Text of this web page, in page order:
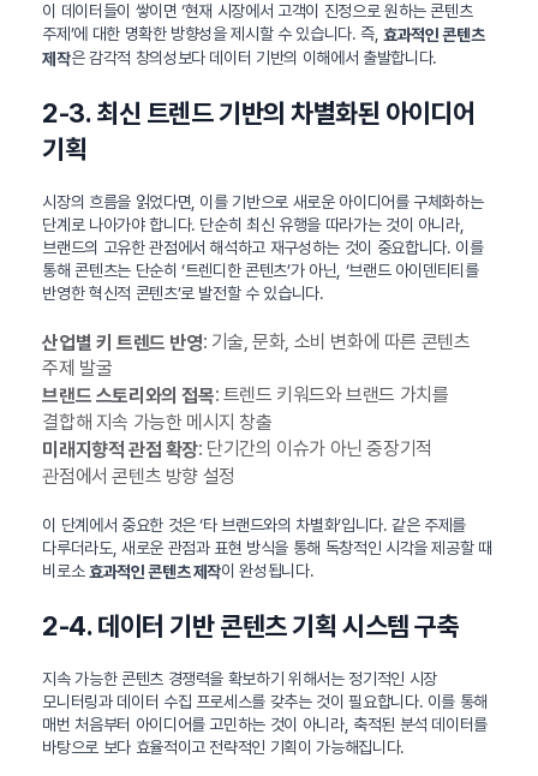
이 데이터들이 쌓이면 ‘현재 시장에서 고객이 진정으로 원하는 콘텐츠
주제’에 대한 명확한 방향성을 제시할 수 있습니다. 즉, 효과적인 콘텐츠
제작은 감각적 창의성보다 데이터 기반의 이해에서 출발합니다.
2-3. 최신 트렌드 기반의 차별화된 아이디어
기획
시장의 흐름을 읽었다면, 이를 기반으로 새로운 아이디어를 구체화하는
단계로 나아가야 합니다. 단순히 최신 유행을 따라가는 것이 아니라,
브랜드의 고유한 관점에서 해석하고 재구성하는 것이 중요합니다. 이를
통해 콘텐츠는 단순히 ‘트렌디한 콘텐츠’가 아닌, ‘브랜드 아이덴티티를
반영한 혁신적 콘텐츠’로 발전할 수 있습니다.
산업별 키 트렌드 반영: 기술, 문화, 소비 변화에 따른 콘텐츠
주제 발굴
브랜드 스토리와의 접목: 트렌드 키워드와 브랜드 가치를
결합해 지속 가능한 메시지 창출
미래지향적 관점 확장: 단기간의 이슈가 아닌 중장기적
관점에서 콘텐츠 방향 설정
이 단계에서 중요한 것은 ‘타 브랜드와의 차별화’입니다. 같은 주제를
다루더라도, 새로운 관점과 표현 방식을 통해 독창적인 시각을 제공할 때
비로소효과적인 콘텐츠 제작이 완성됩니다.
2-4. 데이터 기반 콘텐츠 기획 시스템 구축
지속 가능한 콘텐츠 경쟁력을 확보하기 위해서는 정기적인 시장
모니터링과 데이터 수집 프로세스를 갖추는 것이 필요합니다. 이를 통해
매번 처음부터 아이디어를 고민하는 것이 아니라, 축적된 분석 데이터를
바탕으로 보다 효율적이고 전략적인 기획이 가능해집니다.